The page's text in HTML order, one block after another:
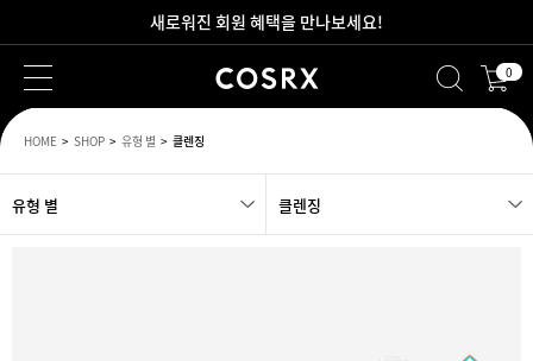
새로워진 회원 혜택을 만나보세요!
2만원 이상 무료 배송 0
HOME SHOP 유형 별 클렌징